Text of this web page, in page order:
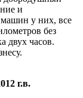
и
у них, все
без
двух часов.
г.в.